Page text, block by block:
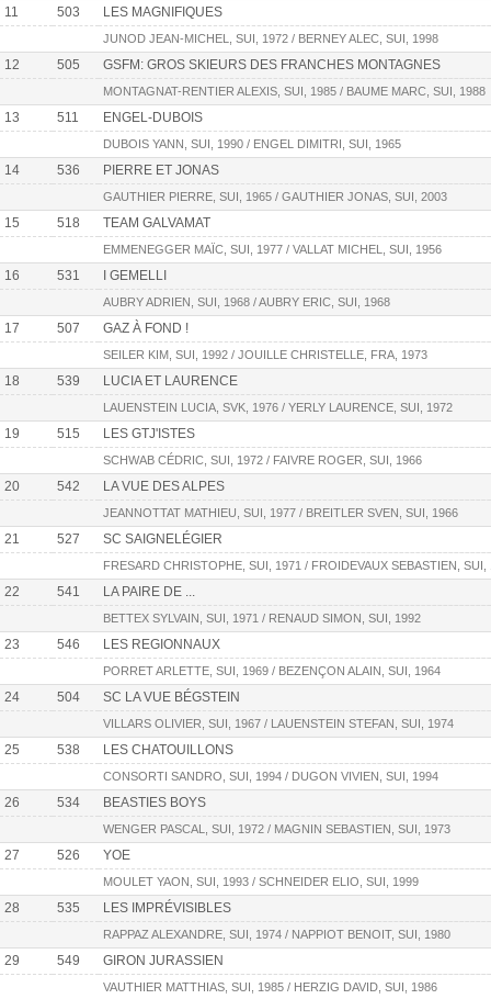
11 503 LES MAGNIFIQUES
JUNOD JEAN-MICHEL, SUI, 1972 / BERNEY ALEC, SUI, 1998
12 505 GSFM: GROS SKIEURS DES FRANCHES MONTAGNES
MONTAGNAT-RENTIER ALEXIS, SUI, 1985 / BAUME MARC, SUI, 1988
13 511 ENGEL-DUBOIS
DUBOIS YANN, SUI, 1990 / ENGEL DIMITRI, SUI, 1965
14 536 PIERRE ET JONAS
GAUTHIER PIERRE, SUI, 1965 / GAUTHIER JONAS, SUI, 2003
15 518 TEAM GALVAMAT
EMMENEGGER MAÏC, SUI, 1977 / VALLAT MICHEL, SUI, 1956
16 531 I GEMELLI
AUBRY ADRIEN, SUI, 1968 / AUBRY ERIC, SUI, 1968
17 507 GAZ À FOND !
SEILER KIM, SUI, 1992 / JOUILLE CHRISTELLE, FRA, 1973
18 539 LUCIA ET LAURENCE
LAUENSTEIN LUCIA, SVK, 1976 / YERLY LAURENCE, SUI, 1972
19 515 LES GTJ'ISTES
SCHWAB CÉDRIC, SUI, 1972 / FAIVRE ROGER, SUI, 1966
20 542 LA VUE DES ALPES
JEANNOTTAT MATHIEU, SUI, 1977 / BREITLER SVEN, SUI, 1966
21 527 SC SAIGNELÉGIER
FRESARD CHRISTOPHE, SUI, 1971 / FROIDEVAUX SEBASTIEN, SUI,
22 541 LA PAIRE DE ...
BETTEX SYLVAIN, SUI, 1971 / RENAUD SIMON, SUI, 1992
23 546 LES REGIONNAUX
PORRET ARLETTE, SUI, 1969 / BEZENÇON ALAIN, SUI, 1964
24 504 SC LA VUE BÉGSTEIN
VILLARS OLIVIER, SUI, 1967 / LAUENSTEIN STEFAN, SUI, 1974
25 538 LES CHATOUILLONS
CONSORTI SANDRO, SUI, 1994 / DUGON VIVIEN, SUI, 1994
26 534 BEASTIES BOYS
WENGER PASCAL, SUI, 1972 / MAGNIN SEBASTIEN, SUI, 1973
27 526 YOE
MOULET YAON, SUI, 1993 / SCHNEIDER ELIO, SUI, 1999
28 535 LES IMPRÉVISIBLES
RAPPAZ ALEXANDRE, SUI, 1974 / NAPPIOT BENOIT, SUI, 1980
29 549 GIRON JURASSIEN
VAUTHIER MATTHIAS, SUI, 1985 / HERZIG DAVID, SUI, 1986